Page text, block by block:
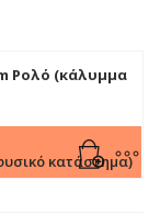
Ρολό (κάλυμμα
κατάστημα)